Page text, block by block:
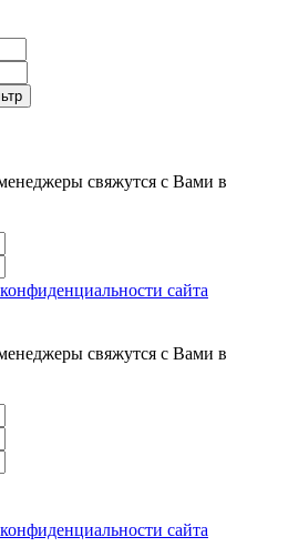
свяжутся с Вами в
сайта
свяжутся с Вами в
сайта